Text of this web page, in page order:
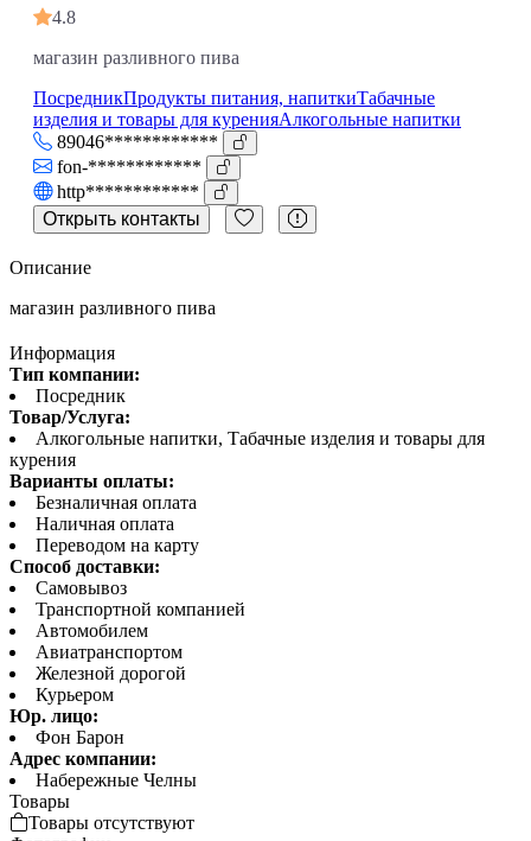
4.8
магазин разливного пива
ПосредникПродукты питания, напиткиТабачные
изделия и товары для куренияАлкогольные напитки
89046************
fon-************
http************
Открыть контакты
Описание
магазин разливного пива
Информация
Тип компании:
Посредник
Товар/Услуга:
Алкогольные напитки, Табачные изделия и товары для
курения
Варианты оплаты:
Безналичная оплата
Наличная оплата
Переводом на карту
Способ доставки:
Самовывоз
Транспортной компанией
Автомобилем
Авиатранспортом
Железной дорогой
Курьером
Юр. лицо:
Фон Барон
Адрес компании:
Набережные Челны
Товары
Товары отсутствуют